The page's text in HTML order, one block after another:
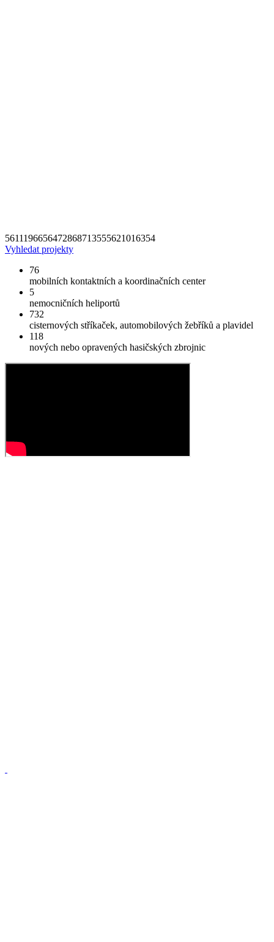
5611196656472868713555621016354
Vyhledat projekty
76
mobilních kontaktních a koordinačních center
5
nemocničních heliportů
732
cisternových stříkaček, automobilových žebříků a plavidel
118
nových nebo opravených hasičských zbrojnic